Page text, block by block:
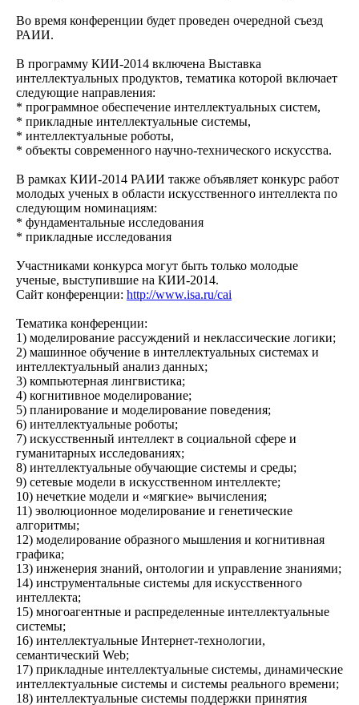
Во время конференции будет проведен очередной съезд
РАИИ.
В программу КИИ-2014 включена Выставка
интеллектуальных продуктов, тематика которой включает
следующие направления:
* программное обеспечение интеллектуальных систем,
* прикладные интеллектуальные системы,
* интеллектуальные роботы,
* объекты современного научно-технического искусства.
В рамках КИИ-2014 РАИИ также объявляет конкурс работ
молодых ученых в области искусственного интеллекта по
следующим номинациям:
* фундаментальные исследования
* прикладные исследования
Участниками конкурса могут быть только молодые
ученые, выступившие на КИИ-2014.
Сайт конференции: http://www.isa.ru/cai
Тематика конференции:
1) моделирование рассуждений и неклассические логики;
2) машинное обучение в интеллектуальных системах и
интеллектуальный анализ данных;
3) компьютерная лингвистика;
4) когнитивное моделирование;
5) планирование и моделирование поведения;
6) интеллектуальные роботы;
7) искусственный интеллект в социальной сфере и
гуманитарных исследованиях;
8) интеллектуальные обучающие системы и среды;
9) сетевые модели в искусственном интеллекте;
10) нечеткие модели и «мягкие» вычисления;
11) эволюционное моделирование и генетические
алгоритмы;
12) моделирование образного мышления и когнитивная
графика;
13) инженерия знаний, онтологии и управление знаниями;
14) инструментальные системы для искусственного
интеллекта;
15) многоагентные и распределенные интеллектуальные
системы;
16) интеллектуальные Интернет-технологии,
семантический Web;
17) прикладные интеллектуальные системы, динамические
интеллектуальные системы и системы реального времени;
18) интеллектуальные системы поддержки принятия